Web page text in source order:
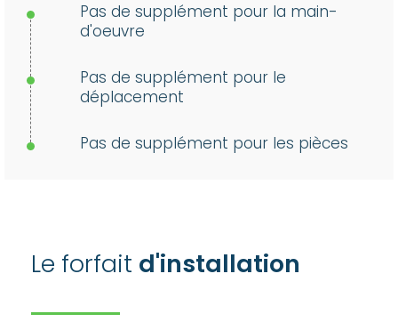
Pas de supplément pour la main-
d'oeuvre
Pas de supplément pour le
déplacement
Pas de supplément pour les pièces
Le forfait d'installation